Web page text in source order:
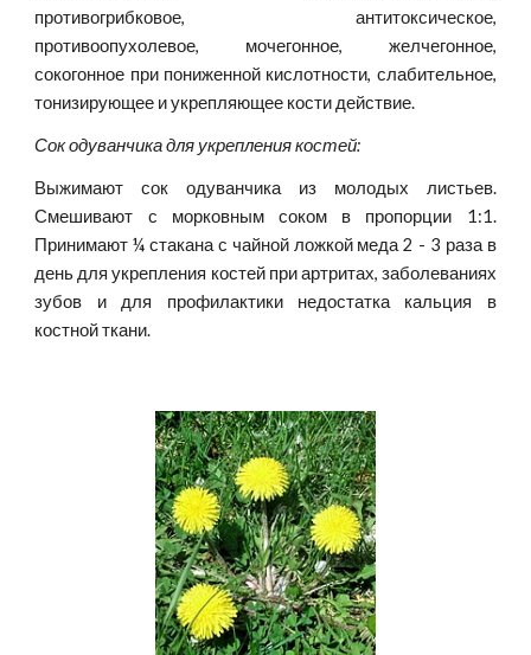
противогрибковое, антитоксическое,
противоопухолевое, мочегонное, желчегонное,
сокогонное при пониженной кислотности, слабительное,
тонизирующее и укрепляющее кости действие.
Сок одуванчика для укрепления костей:
Выжимают сок одуванчика из молодых листьев.
Смешивают с морковным соком в пропорции 1:1.
Принимают ¼ стакана с чайной ложкой меда 2 - 3 раза в
день для укрепления костей при артритах, заболеваниях
зубов и для профилактики недостатка кальция в
костной ткани.